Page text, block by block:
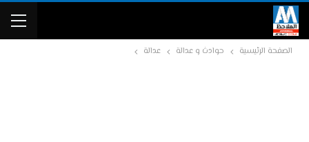
الصفحة الرئيسية حوادث و عدالة عدالة